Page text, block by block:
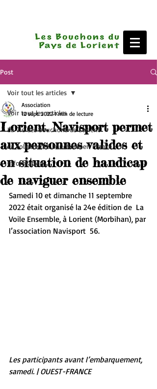
Post
Voir tout les articles
La vie des bouchons de Lorient
La collecte des bouchons en France
Information
Voir tout les articles
Lorient. Navisport permet
aux personnes valides et
en situation de handicap
de naviguer ensemble
Association
12 sept. 2022 1 min de lecture
Samedi 10 et dimanche 11 septembre
2022 était organisé la 24e édition de  La
Voile Ensemble, à Lorient (Morbihan), par
l’association Navisport  56.
Les participants avant l’embarquement,
samedi. | OUEST-FRANCE